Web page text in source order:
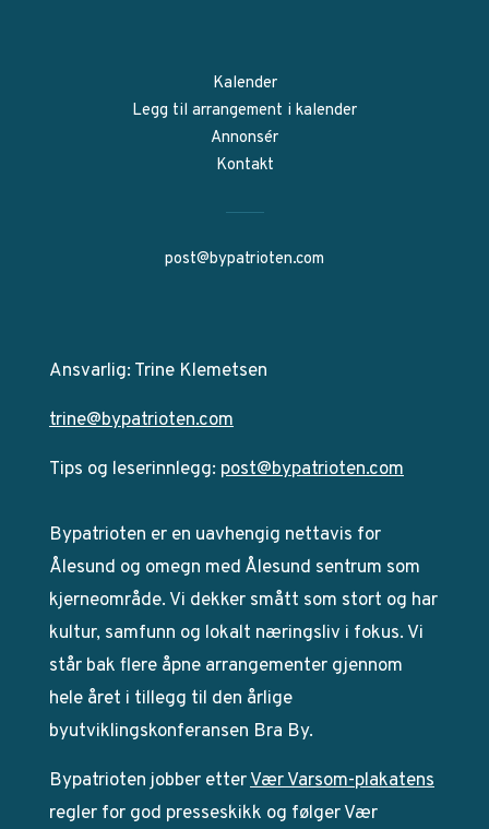
Kalender
Legg til arrangement i kalender
Annonsér
Kontakt
post@bypatrioten.com
Ansvarlig: Trine Klemetsen
trine@bypatrioten.com
Tips og leserinnlegg: post@bypatrioten.com
Bypatrioten er en uavhengig nettavis for
Ålesund og omegn med Ålesund sentrum som
kjerneområde. Vi dekker smått som stort og har
kultur, samfunn og lokalt næringsliv i fokus. Vi
står bak flere åpne arrangementer gjennom
hele året i tillegg til den årlige
byutviklingskonferansen Bra By.
Bypatrioten jobber etterVær Varsom-plakatens
regler for god presseskikk og følger Vær